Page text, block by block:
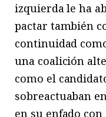
izquierda le ha
pactar también
continuidad
una coalición
como el
sobreactuaban
en su enfado